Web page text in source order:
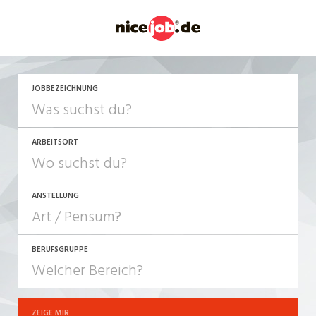
JOBBEZEICHNUNG
ARBEITSORT
ANSTELLUNG
JOB-TYP
Festanstellung
BERUFSGRUPPE
ZEIGE MIR